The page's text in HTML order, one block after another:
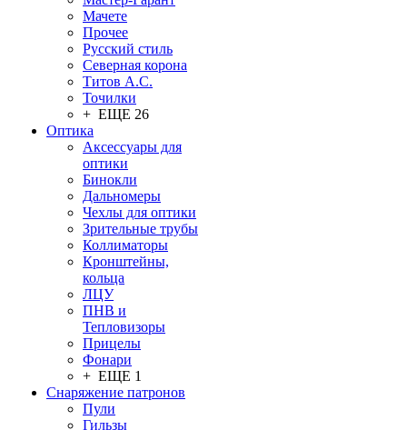
Мачете
Прочее
Русский стиль
Северная корона
Титов А.С.
Точилки
+ ЕЩЕ 26
Оптика
Аксессуары для
оптики
Бинокли
Дальномеры
Чехлы для оптики
Зрительные трубы
Коллиматоры
Кронштейны,
кольца
ЛЦУ
ПНВ и
Тепловизоры
Прицелы
Фонари
+ ЕЩЕ 1
Снаряжение патронов
Пули
Гильзы